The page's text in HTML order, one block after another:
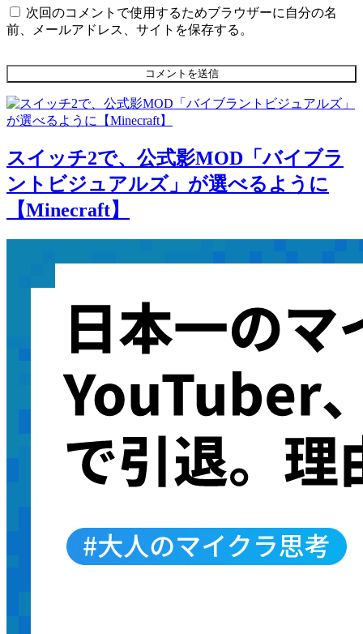
次回のコメントで使用するためブラウザーに自分の名
前、メールアドレス、サイトを保存する。
スイッチ2で、公式影MOD「バイブラ
ントビジュアルズ」が選べるように
【Minecraft】